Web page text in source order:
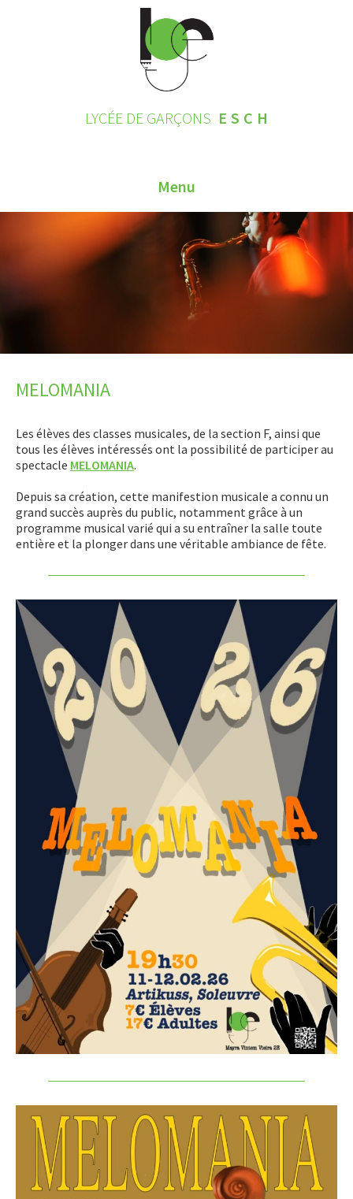
LYCÉE DE GARÇONS ESCH
Menu
HOME
CONTACT
INSCRIPTIONS 2026
ACTUALITÉ
AGENDA
ACTIVITÉS
Présentation
Book Club
Schülertheater DramatEsch
Engagement
Groupe Geoghelli
Jeu aux échecs
Jugendtreff
Melomania
Sciences
Sport
STUDIO71 : Expositions
Uelzechtkanal
Voyages et excursions
SERVICES
APPRENTISSAGE
APPLIS
MELOMANIA
Les élèves des classes musicales, de la section F, ainsi que
tous les élèves intéressés ont la possibilité de participer au
spectacle MELOMANIA.
Depuis sa création, cette manifestion musicale a connu un
grand succès auprès du public, notamment grâce à un
programme musical varié qui a su entraîner la salle toute
entière et la plonger dans une véritable ambiance de fête.